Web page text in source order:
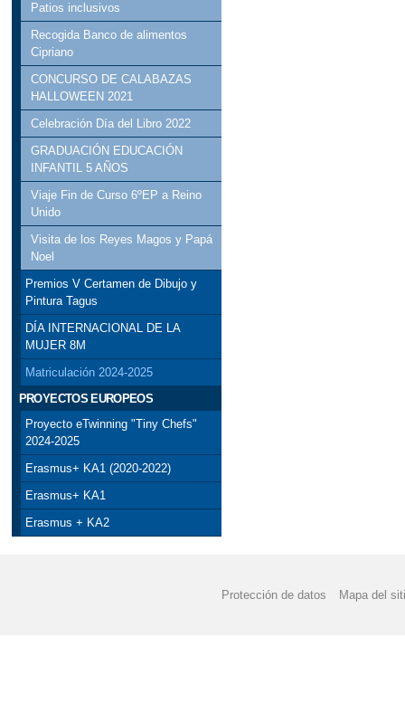
Patios inclusivos
Recogida Banco de alimentos
Cipriano
CONCURSO DE CALABAZAS
HALLOWEEN 2021
Celebración Día del Libro 2022
GRADUACIÓN EDUCACIÓN
INFANTIL 5 AÑOS
Viaje Fin de Curso 6ºEP a Reino
Unido
Visita de los Reyes Magos y Papá
Noel
Premios V Certamen de Dibujo y
Pintura Tagus
DÍA INTERNACIONAL DE LA
MUJER 8M
Matriculación 2024-2025
PROYECTOS EUROPEOS
Proyecto eTwinning "Tiny Chefs"
2024-2025
Erasmus+ KA1 (2020-2022)
Erasmus+ KA1
Erasmus + KA2
Protección de datos Mapa del